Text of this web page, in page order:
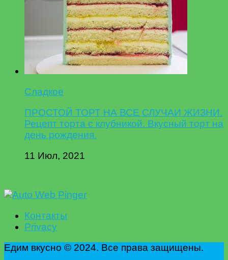
Сладкое
ПРОСТОЙ ТОРТ НА ВСЕ СЛУЧАИ ЖИЗНИ.
Рецепт торта с клубникой. Вкусный торт на
день рождения.
11 Июл, 2021
Контакты
Privacy
Едим вкусно © 2024. Все права защищены.